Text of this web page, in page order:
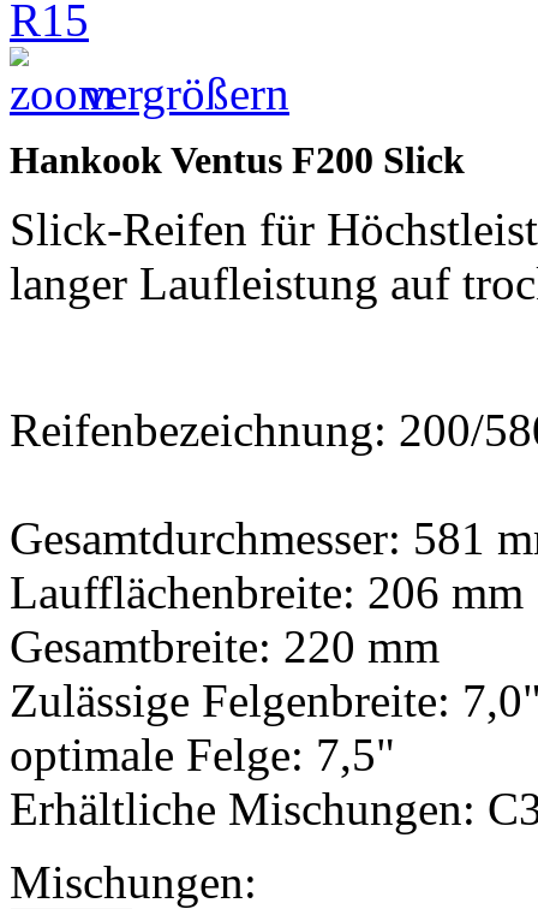
vergrößern
Hankook Ventus F200 Slick
Slick-Reifen für
langer Laufleistung auf
Reifenbezeichnung: 200/
Gesamtdurchmesser: 581
Laufflächenbreite: 206 mm
Gesamtbreite: 220 mm
Zulässige Felgenbreite:
optimale Felge: 7,5"
Erhältliche Mischungen:
Mischungen: